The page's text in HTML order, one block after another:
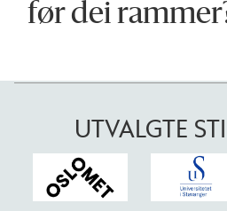
før dei
UTVALGTE